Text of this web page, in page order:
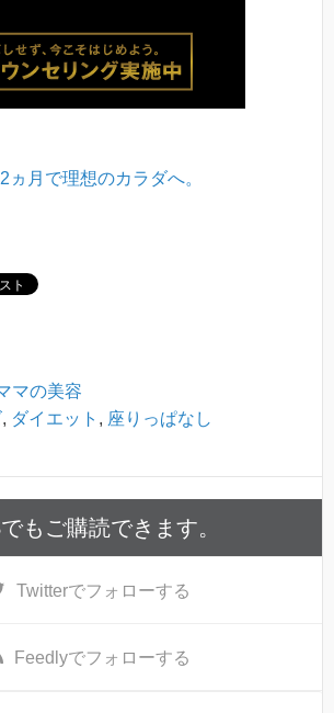
ヵ月で理想のカラダへ。
マの美容
, ダイエット , 座りっぱなし
もご購読できます。
Twitterでフォローする
Feedlyでフォローする